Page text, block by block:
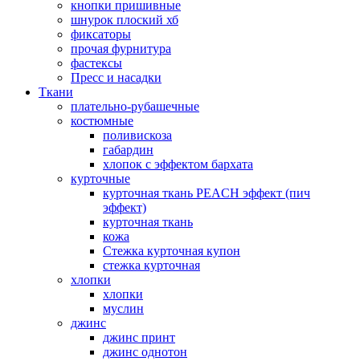
кнопки пришивные
шнурок плоский хб
фиксаторы
прочая фурнитура
фастексы
Пресс и насадки
Ткани
плательно-рубашечные
костюмные
поливискоза
габардин
хлопок с эффектом бархата
курточные
курточная ткань PEACH эффект (пич
эффект)
курточная ткань
кожа
Стежка курточная купон
стежка курточная
хлопки
хлопки
муслин
джинс
джинс принт
джинс однотон